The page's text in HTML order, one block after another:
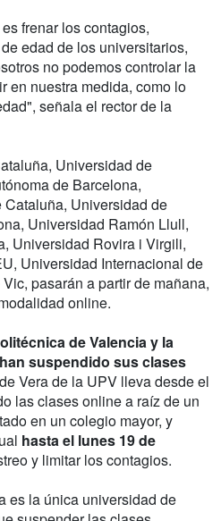
frenar los contagios,
edad de los universitarios,
no podemos controlar la
en nuestra medida, como lo
señala el rector de la
Universidad de
de Barcelona,
Universidad de
Universidad Ramón Llull,
Universidad Rovira i Virgili,
Universidad Internacional de
pasarán a partir de mañana,
online.
de Valencia y la
suspendido sus clases
Vera de la UPV lleva desde el
las clases online a raíz de un
en un colegio mayor, y
hasta el lunes 19 de
y limitar los contagios.
es la única universidad de